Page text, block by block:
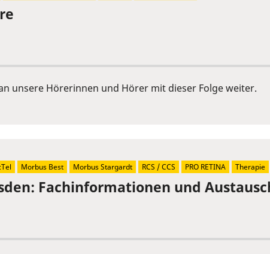
unsere Hörerinnen und Hörer mit dieser Folge weiter.
Fachinformationen und
Morbus Best Morbus Stargardt RCS / CCS PRO RETINA Therapie